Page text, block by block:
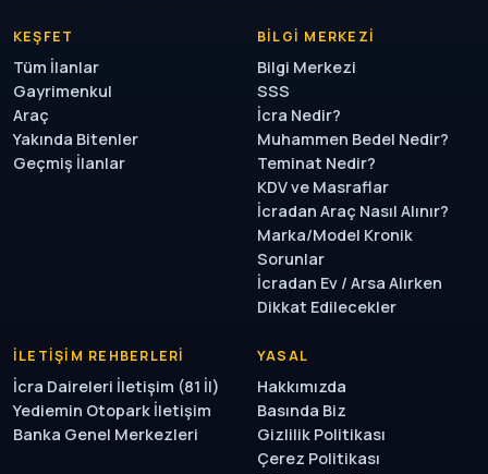
KEŞFET
Tüm İlanlar
Gayrimenkul
Araç
Yakında Bitenler
Geçmiş İlanlar
BILGI MERKEZI
Bilgi Merkezi
SSS
İcra Nedir?
Muhammen Bedel Nedir?
Teminat Nedir?
KDV ve Masraflar
İcradan Araç Nasıl Alınır?
Marka/Model Kronik
Sorunlar
İcradan Ev / Arsa Alırken
Dikkat Edilecekler
İLETIŞIM REHBERLERI
İcra Daireleri İletişim (81 İl)
Yediemin Otopark İletişim
Banka Genel Merkezleri
YASAL
Hakkımızda
Basında Biz
Gizlilik Politikası
Çerez Politikası